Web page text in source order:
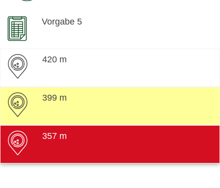
Vorgabe 5
420 m
399 m
357 m